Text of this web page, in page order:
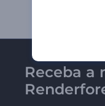
Receba a